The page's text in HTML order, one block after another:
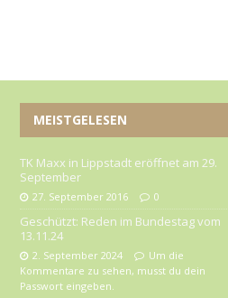
MEISTGELESEN
TK Maxx in Lippstadt eröffnet am 29.
September
27. September 2016 0
Geschützt: Reden im Bundestag vom
13.11.24
2. September 2024
Um die
Kommentare zu sehen, musst du dein
Passwort eingeben.